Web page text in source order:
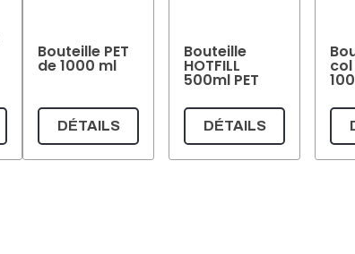
Bouteille PET
de 1000 ml
DÉTAILS
Bouteille
HOTFILL
500ml PET
DÉTAILS